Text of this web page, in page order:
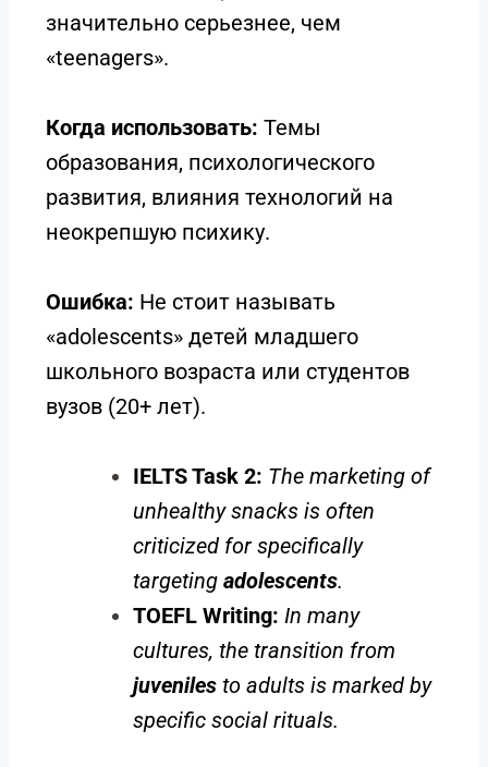
значительно серьезнее, чем
«teenagers».
Когда использовать: Темы
образования, психологического
развития, влияния технологий на
неокрепшую психику.
Ошибка: Не стоит называть
«adolescents» детей младшего
школьного возраста или студентов
вузов (20+ лет).
IELTS Task 2: The marketing of
unhealthy snacks is often
criticized for specifically
targeting adolescents.
TOEFL Writing: In many
cultures, the transition from
juveniles to adults is marked by
specific social rituals.